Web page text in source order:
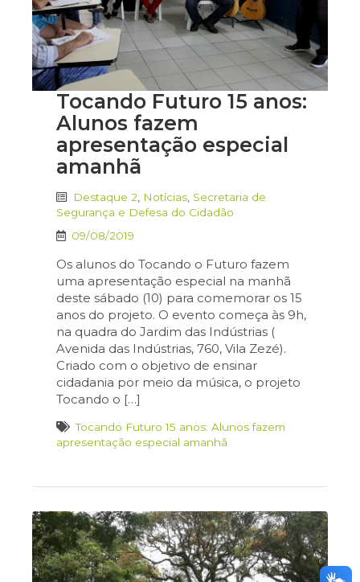
Tocando Futuro 15 anos:
Alunos fazem
apresentação especial
amanhã
Destaque 2 Notícias Secretaria de
Segurança e Defesa do Cidadão
09/08/2019
Os alunos do Tocando o Futuro fazem
uma apresentação especial na manhã
deste sábado (10) para comemorar os 15
anos do projeto. O evento começa às 9h,
na quadra do Jardim das Indústrias (
Avenida das Indústrias, 760, Vila Zezé).
Criado com o objetivo de ensinar
cidadania por meio da música, o projeto
Tocando o […]
Tocando Futuro 15 anos: Alunos fazem
apresentação especial amanhã